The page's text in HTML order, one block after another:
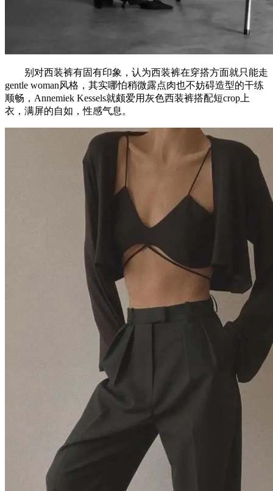
别对西装裤有固有印象，认为西装裤在穿搭方面就只能走
gentle woman风格，其实哪怕稍微露点肉也不妨碍造型的干练
顺畅，Annemiek Kessels就颇爱用灰色西装裤搭配短crop上
衣，满屏的自如，性感气息。